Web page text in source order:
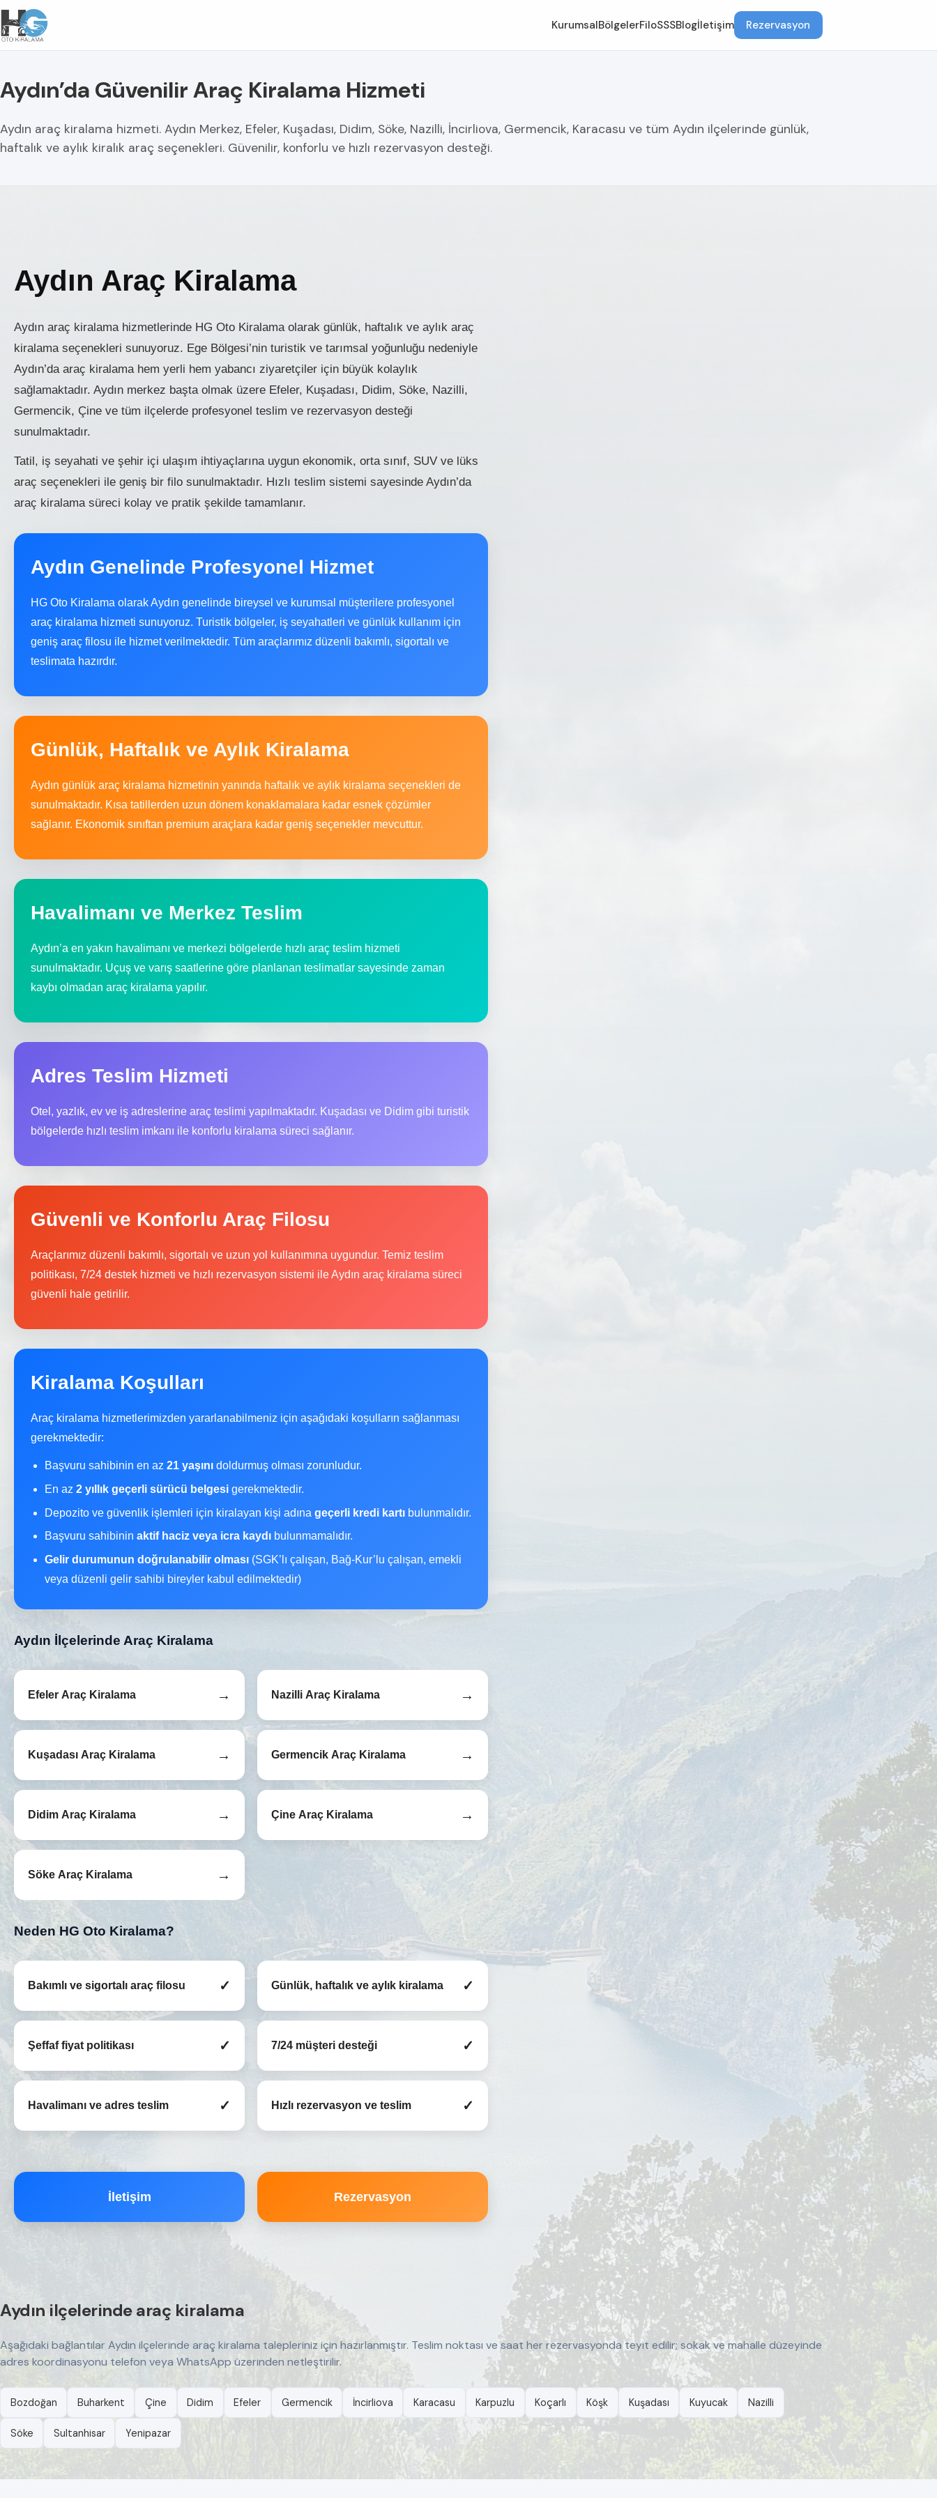
KurumsalBölgelerFiloSSSBlogİletişim Rezervasyon
Aydın’da Güvenilir Araç Kiralama Hizmeti
Aydın araç kiralama hizmeti. Aydın Merkez, Efeler, Kuşadası, Didim, Söke, Nazilli, İncirliova, Germencik, Karacasu ve tüm Aydın ilçelerinde günlük,
haftalık ve aylık kiralık araç seçenekleri. Güvenilir, konforlu ve hızlı rezervasyon desteği.
Aydın Araç Kiralama
Aydın araç kiralama hizmetlerinde HG Oto Kiralama olarak günlük, haftalık ve aylık araç
kiralama seçenekleri sunuyoruz. Ege Bölgesi’nin turistik ve tarımsal yoğunluğu nedeniyle
Aydın’da araç kiralama hem yerli hem yabancı ziyaretçiler için büyük kolaylık
sağlamaktadır. Aydın merkez başta olmak üzere Efeler, Kuşadası, Didim, Söke, Nazilli,
Germencik, Çine ve tüm ilçelerde profesyonel teslim ve rezervasyon desteği
sunulmaktadır.
Tatil, iş seyahati ve şehir içi ulaşım ihtiyaçlarına uygun ekonomik, orta sınıf, SUV ve lüks
araç seçenekleri ile geniş bir filo sunulmaktadır. Hızlı teslim sistemi sayesinde Aydın’da
araç kiralama süreci kolay ve pratik şekilde tamamlanır.
Aydın Genelinde Profesyonel Hizmet
HG Oto Kiralama olarak Aydın genelinde bireysel ve kurumsal müşterilere profesyonel
araç kiralama hizmeti sunuyoruz. Turistik bölgeler, iş seyahatleri ve günlük kullanım için
geniş araç filosu ile hizmet verilmektedir. Tüm araçlarımız düzenli bakımlı, sigortalı ve
teslimata hazırdır.
Günlük, Haftalık ve Aylık Kiralama
Aydın günlük araç kiralama hizmetinin yanında haftalık ve aylık kiralama seçenekleri de
sunulmaktadır. Kısa tatillerden uzun dönem konaklamalara kadar esnek çözümler
sağlanır. Ekonomik sınıftan premium araçlara kadar geniş seçenekler mevcuttur.
Havalimanı ve Merkez Teslim
Aydın’a en yakın havalimanı ve merkezi bölgelerde hızlı araç teslim hizmeti
sunulmaktadır. Uçuş ve varış saatlerine göre planlanan teslimatlar sayesinde zaman
kaybı olmadan araç kiralama yapılır.
Adres Teslim Hizmeti
Otel, yazlık, ev ve iş adreslerine araç teslimi yapılmaktadır. Kuşadası ve Didim gibi turistik
bölgelerde hızlı teslim imkanı ile konforlu kiralama süreci sağlanır.
Güvenli ve Konforlu Araç Filosu
Araçlarımız düzenli bakımlı, sigortalı ve uzun yol kullanımına uygundur. Temiz teslim
politikası, 7/24 destek hizmeti ve hızlı rezervasyon sistemi ile Aydın araç kiralama süreci
güvenli hale getirilir.
Kiralama Koşulları
Araç kiralama hizmetlerimizden yararlanabilmeniz için aşağıdaki koşulların sağlanması
gerekmektedir:
Başvuru sahibinin en az 21 yaşını doldurmuş olması zorunludur.
En az 2 yıllık geçerli sürücü belgesi gerekmektedir.
Depozito ve güvenlik işlemleri için kiralayan kişi adına geçerli kredi kartı bulunmalıdır.
Başvuru sahibinin aktif haciz veya icra kaydı bulunmamalıdır.
Gelir durumunun doğrulanabilir olması (SGK’lı çalışan, Bağ-Kur’lu çalışan, emekli
veya düzenli gelir sahibi bireyler kabul edilmektedir)
Aydın İlçelerinde Araç Kiralama
Efeler Araç Kiralama →
Kuşadası Araç Kiralama →
Didim Araç Kiralama →
Söke Araç Kiralama →
Nazilli Araç Kiralama →
Germencik Araç Kiralama →
Çine Araç Kiralama →
Neden HG Oto Kiralama?
Bakımlı ve sigortalı araç filosu ✓
Şeffaf fiyat politikası ✓
Havalimanı ve adres teslim ✓
Günlük, haftalık ve aylık kiralama ✓
7/24 müşteri desteği ✓
Hızlı rezervasyon ve teslim ✓
İletişim Rezervasyon
Aydın ilçelerinde araç kiralama
Aşağıdaki bağlantılar Aydın ilçelerinde araç kiralama talepleriniz için hazırlanmıştır. Teslim noktası ve saat her rezervasyonda teyit edilir; sokak ve mahalle düzeyinde
adres koordinasyonu telefon veya WhatsApp üzerinden netleştirilir.
Bozdoğan Buharkent Çine Didim Efeler Germencik İncirliova Karacasu Karpuzlu Koçarlı Köşk Kuşadası Kuyucak Nazilli
Söke Sultanhisar Yenipazar